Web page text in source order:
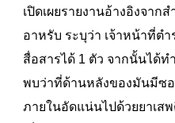
เปิดเผยรายงานอ้างอิงจาก
อาหรับ ระบุว่า เจ้าหน้าที่ต
สื่อสารได้ 1 ตัว จากนั้นได้
พบว่าที่ด้านหลังของมันมีซอ
ภายในอัดแน่นไปด้วยยาเส